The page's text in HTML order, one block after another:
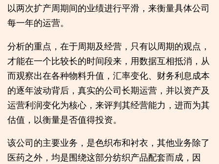
以两次扩产周期间的业绩进行平滑，来衡量具体公司
每一年的运营。
分析的重点，在于周期及经营，只有以周期的观点，
才能在一个比较长的时间段来，用数据互相抵消，从
而观察出在各种物料升值，汇率变化、财务利息成本
的逐年波动背后，真实的公司长期运营，并以资产及
运营利润变化为核心，来评判其经营能力，进而为其
估值，以衡量是否值得投资。
该公司的主要业务，是色织布和衬衣，其他业务除了
医药之外，均是围绕这部分纺织产品配套而成，因